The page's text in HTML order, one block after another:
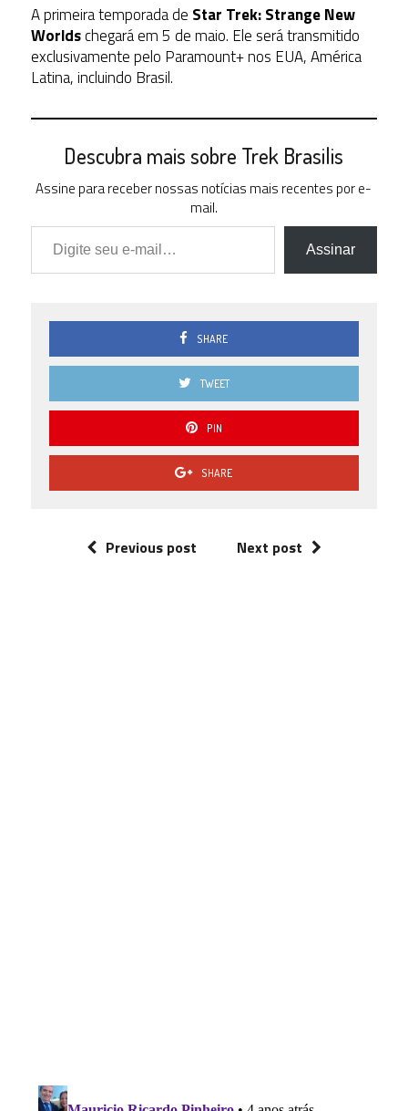
A primeira temporada de Star Trek: Strange New
Worldschegará em 5 de maio. Ele será transmitido
exclusivamente pelo Paramount+ nos EUA, América
Latina, incluindo Brasil.
Descubra mais sobre Trek Brasilis
Assine para receber nossas notícias mais recentes por e-
mail.
Digite seu e-mail…
Assinar
SHARE
TWEET
PIN
SHARE
Previous post Next post